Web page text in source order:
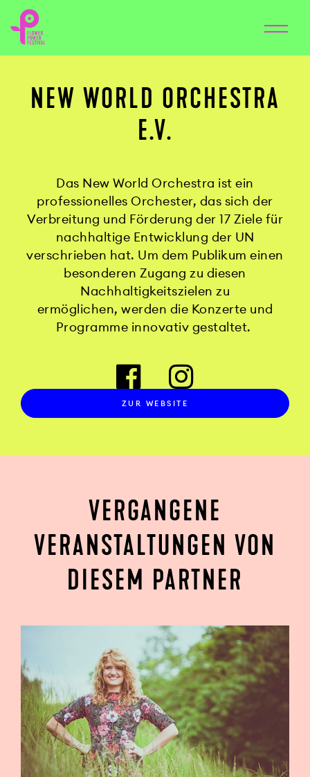
NEW WORLD ORCHESTRA
E.V.
Das New World Orchestra ist ein
professionelles Orchester, das sich der
Verbreitung und Förderung der 17 Ziele für
nachhaltige Entwicklung der UN
verschrieben hat. Um dem Publikum einen
besonderen Zugang zu diesen
Nachhaltigkeitszielen zu
ermöglichen, werden die Konzerte und
Programme innovativ gestaltet.
ZUR WEBSITE
VERGANGENE
VERANSTALTUNGEN VON
DIESEM PARTNER